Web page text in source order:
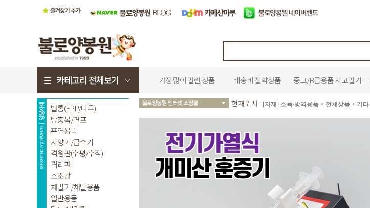
가장 많이 팔린 상품 배송비 절약상품 중고/B급용품 사고팔기
현재위치 : [자재] 소독/방역용품 > 전체상품 > 기타